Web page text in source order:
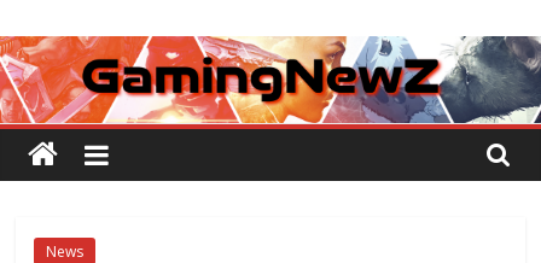
au
contenu
GamingNewZ
Tests
et
Actu
des
vidéo
News